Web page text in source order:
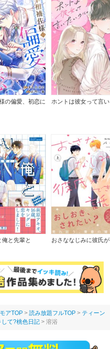
の偏愛、初恋に
ホントは彼女って言
俺と先輩と
おさななじみに彼氏
アTOP 読み放題フルTOP
ティーン
して?桃色日記 溶浴